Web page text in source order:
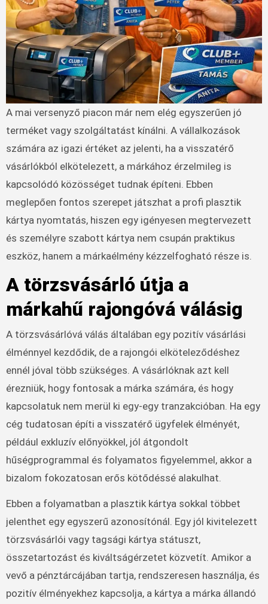
A mai versenyző piacon már nem elég egyszerűen jó
terméket vagy szolgáltatást kínálni. A vállalkozások
számára az igazi értéket az jelenti, ha a visszatérő
vásárlókból elkötelezett, a márkához érzelmileg is
kapcsolódó közösséget tudnak építeni. Ebben
meglepően fontos szerepet játszhat a profi plasztik
kártya nyomtatás, hiszen egy igényesen megtervezett
és személyre szabott kártya nem csupán praktikus
eszköz, hanem a márkaélmény kézzelfogható része is.
A törzsvásárló útja a
márkahű rajongóvá válásig
A törzsvásárlóvá válás általában egy pozitív vásárlási
élménnyel kezdődik, de a rajongói elköteleződéshez
ennél jóval több szükséges. A vásárlóknak azt kell
érezniük, hogy fontosak a márka számára, és hogy
kapcsolatuk nem merül ki egy-egy tranzakcióban. Ha egy
cég tudatosan építi a visszatérő ügyfelek élményét,
például exkluzív előnyökkel, jól átgondolt
hűségprogrammal és folyamatos figyelemmel, akkor a
bizalom fokozatosan erős kötődéssé alakulhat.
Ebben a folyamatban a plasztik kártya sokkal többet
jelenthet egy egyszerű azonosítónál. Egy jól kivitelezett
törzsvásárlói vagy tagsági kártya státuszt,
összetartozást és kiváltságérzetet közvetít. Amikor a
vevő a pénztárcájában tartja, rendszeresen használja, és
pozitív élményekhez kapcsolja, a kártya a márka állandó